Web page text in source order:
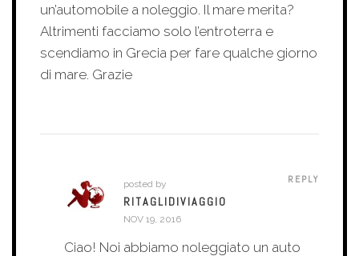
un’automobile a noleggio. Il mare merita?
Altrimenti facciamo solo l’entroterra e
scendiamo in Grecia per fare qualche giorno
di mare. Grazie
posted by
RITAGLIDIVIAGGIO
NOV 19, 2016
REPLY
Ciao! Noi abbiamo noleggiato un auto